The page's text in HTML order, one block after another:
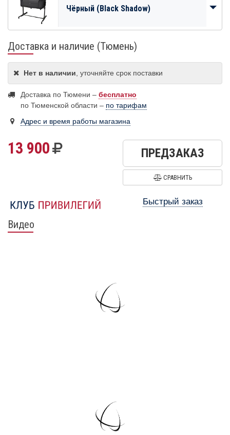
Чёрный (Black Shadow)
Доставка и наличие (Тюмень)
Нет в наличии , уточняйте срок поставки
Доставка по Тюмени – бесплатно
по Тюменской области – по тарифам
Адрес и время работы магазина
13 900 ПРЕДЗАКАЗ
СРАВНИТЬ
Быстрый заказ
Видео